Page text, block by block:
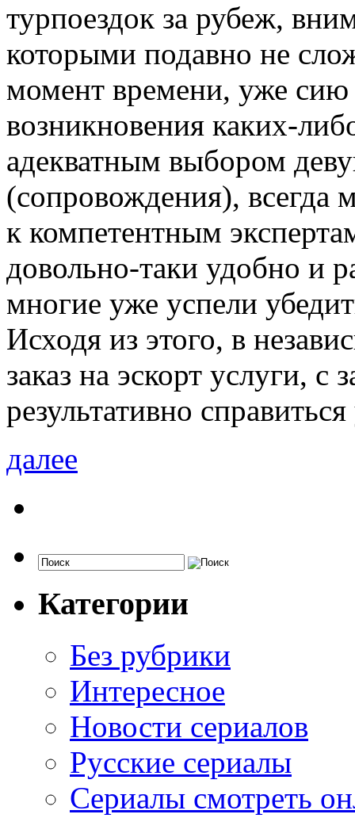
турпоездок за рубеж,
которыми подавно не
момент времени, уже сию
возникновения каких-
адекватным выбором
(сопровождения), всегда
к компетентным
довольно-таки удобно и
многие уже успели
Исходя из этого, в
заказ на эскорт услуги, с
результативно
далее
Категории
Без рубрики
Интересное
Новости сериалов
Русские сериалы
Сериалы смотреть